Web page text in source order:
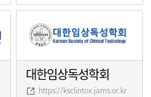
대한임상독성학회
https://ksclintox.jams.or.kr